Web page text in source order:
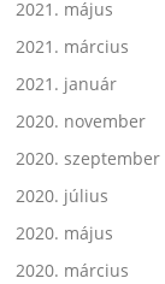
2021. május
2021. március
2021. január
2020. november
2020. szeptember
2020. július
2020. május
2020. március